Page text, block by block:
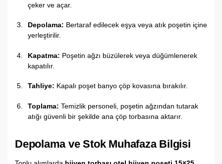
çeker ve açar.
Depolama: Bertaraf edilecek eşya veya atık poşetin içine
yerleştirilir.
Kapatma: Poşetin ağzı büzülerek veya düğümlenerek
kapatılır.
Tahliye: Kapalı poşet banyo çöp kovasına bırakılır.
Toplama: Temizlik personeli, poşetin ağzından tutarak
atığı güvenli bir şekilde ana çöp torbasına aktarır.
Depolama ve Stok Muhafaza Bilgisi